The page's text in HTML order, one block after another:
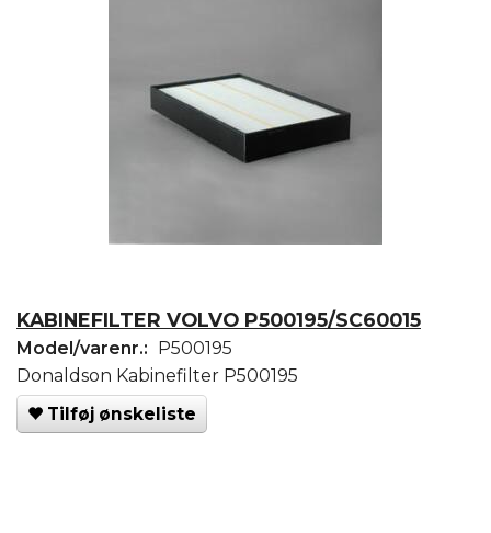
KABINEFILTER VOLVO P500195/SC60015
Model/varenr.: P500195
Donaldson Kabinefilter P500195
Tilføj ønskeliste